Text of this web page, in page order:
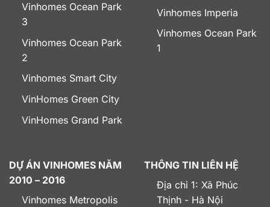
Vinhomes Ocean Park
3
Vinhomes Ocean Park
2
Vinhomes Smart City
VinHomes Green City
VinHomes Grand Park
Vinhomes Imperia
Vinhomes Ocean Park
1
DỰ ÁN VINHOMES NĂM
2010 – 2016
Vinhomes Metropolis
THÔNG TIN LIÊN HỆ
Địa chỉ 1: Xã Phúc
Thịnh - Hà Nội